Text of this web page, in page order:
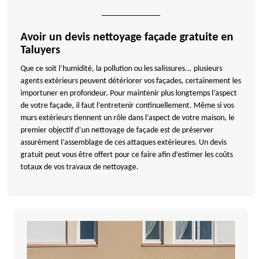
Avoir un devis nettoyage façade gratuite en
Taluyers
Que ce soit l’humidité, la pollution ou les salissures... plusieurs
agents extérieurs peuvent détériorer vos façades, certainement les
importuner en profondeur. Pour maintenir plus longtemps l’aspect
de votre façade, il faut l’entretenir continuellement. Même si vos
murs extérieurs tiennent un rôle dans l’aspect de votre maison, le
premier objectif d’un nettoyage de façade est de préserver
assurément l’assemblage de ces attaques extérieures. Un devis
gratuit peut vous être offert pour ce faire afin d’estimer les coûts
totaux de vos travaux de nettoyage.